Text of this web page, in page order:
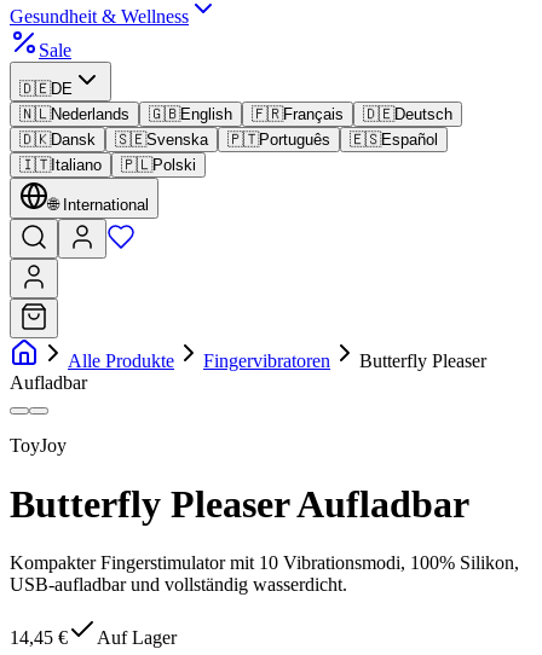
Gesundheit & Wellness
Sale
🇩🇪DE
🇳🇱Nederlands 🇬🇧English 🇫🇷Français 🇩🇪Deutsch
🇩🇰Dansk 🇸🇪Svenska 🇵🇹Português 🇪🇸Español
🇮🇹Italiano 🇵🇱Polski
🌐 International
Alle Produkte Fingervibratoren
Butterfly Pleaser
Aufladbar
ToyJoy
Butterfly Pleaser Aufladbar
Kompakter Fingerstimulator mit 10 Vibrationsmodi, 100% Silikon,
USB-aufladbar und vollständig wasserdicht.
14,45 € Auf Lager